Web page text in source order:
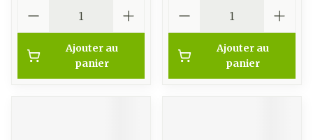
Ajouter au
panier
Ajouter au
panier